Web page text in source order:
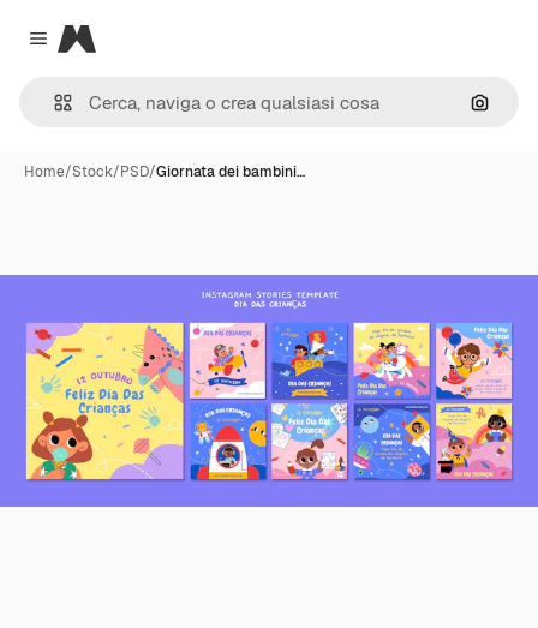
Close menu
Magnific
Cerca
Home/Stock/PSD/Giornata dei bambini…